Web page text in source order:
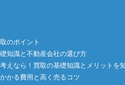
のポイント
知識と不動産会社の選び方
えなら！買取の基礎知識とメリットを
かる費用と高く売るコツ